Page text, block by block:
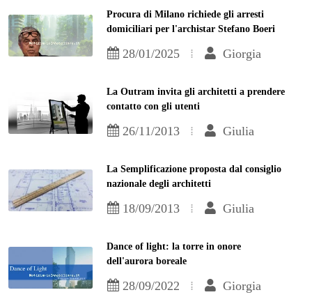
Procura di Milano richiede gli arresti
domiciliari per l'archistar Stefano Boeri
28/01/2025 Giorgia
La Outram invita gli architetti a prendere
contatto con gli utenti
26/11/2013 Giulia
La Semplificazione proposta dal consiglio
nazionale degli architetti
18/09/2013 Giulia
Dance of light: la torre in onore
dell'aurora boreale
28/09/2022 Giorgia